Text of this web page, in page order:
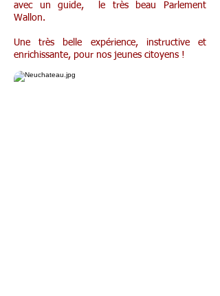
avec un guide, le très beau Parlement
Wallon.
Une très belle expérience, instructive et
enrichissante, pour nos jeunes citoyens !